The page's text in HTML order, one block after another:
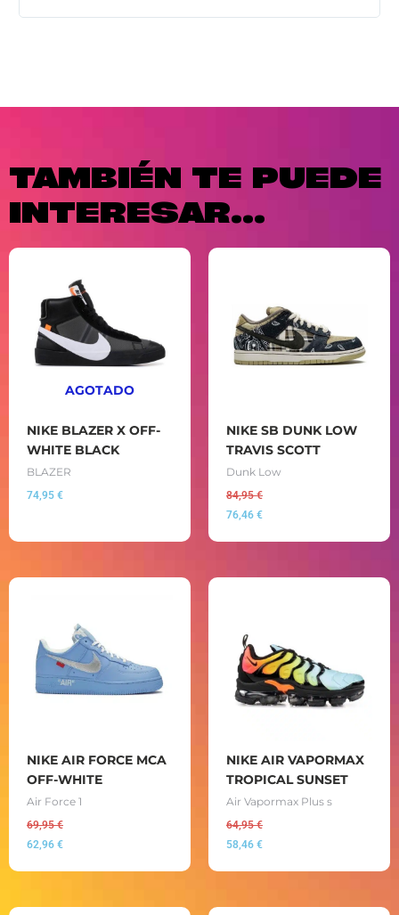
TAMBIÉN TE PUEDE
INTERESAR...
AGOTADO
NIKE BLAZER X OFF-
WHITE BLACK
BLAZER
74,95 €
NIKE SB DUNK LOW
TRAVIS SCOTT
Dunk Low
84,95€
76,46 €
NIKE AIR FORCE MCA
OFF-WHITE
Air Force 1
69,95€
62,96 €
NIKE AIR VAPORMAX
TROPICAL SUNSET
Air Vapormax Plus s
64,95€
58,46 €